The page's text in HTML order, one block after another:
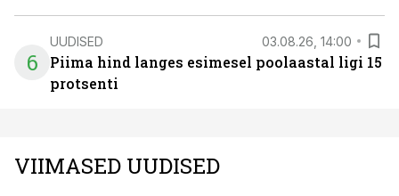
6
UUDISED 03.08.26, 14:00
Piima hind langes esimesel poolaastal ligi 15
protsenti
VIIMASED UUDISED